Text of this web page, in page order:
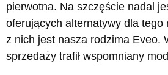
pierwotna. Na szczęście nadal
oferujących alternatywy dla tego
z nich jest nasza rodzima Eveo.
sprzedaży trafił wspomniany